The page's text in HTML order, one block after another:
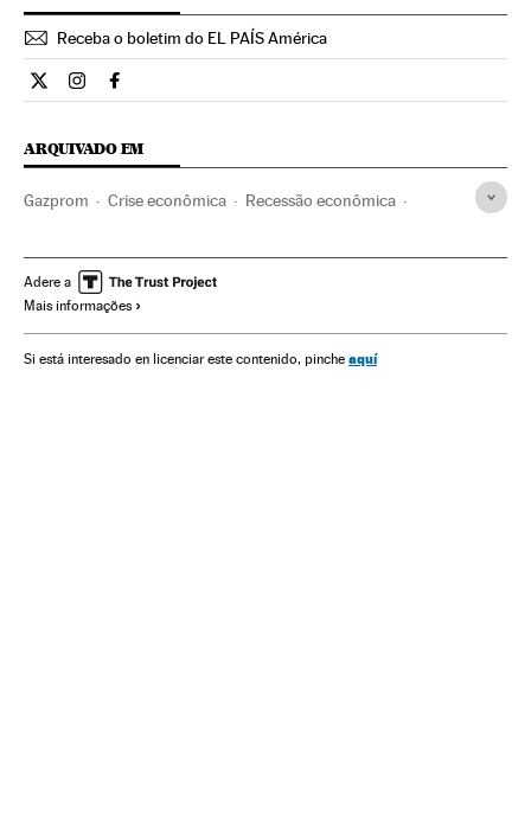
Receba o boletim do EL PAÍS América
Internacional El País Brasil en Twitter
Internacional El País Brasil en Instagram
Internacional El País Brasil en Facebook
ARQUIVADO EM
Gazprom Crise econômica Recessão econômica
Europa Leste Combustíveis fósseis
Mercados financeiros
Combustíveis Energia não renovável Fontes energia
Adere a
Mais informações
Si está interesado en licenciar este contenido, pinche aquí